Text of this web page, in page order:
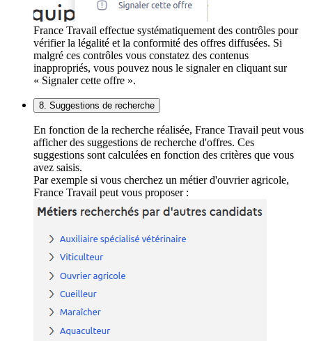
France Travail effectue systématiquement des contrôles pour
vérifier la légalité et la conformité des offres diffusées. Si
malgré ces contrôles vous constatez des contenus
inappropriés, vous pouvez nous le signaler en cliquant sur
« Signaler cette offre ».
8. Suggestions de recherche
En fonction de la recherche réalisée, France Travail peut vous
afficher des suggestions de recherche d'offres. Ces
suggestions sont calculées en fonction des critères que vous
avez saisis.
Par exemple si vous cherchez un métier d'ouvrier agricole,
France Travail peut vous proposer :